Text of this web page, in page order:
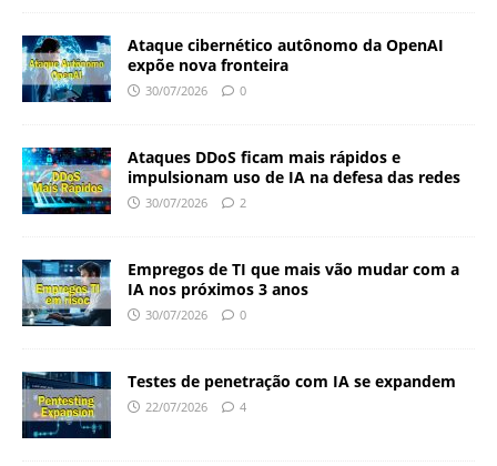
Ataque cibernético autônomo da OpenAI
expõe nova fronteira
30/07/2026 0
Ataques DDoS ficam mais rápidos e
impulsionam uso de IA na defesa das redes
30/07/2026 2
Empregos de TI que mais vão mudar com a
IA nos próximos 3 anos
30/07/2026 0
Testes de penetração com IA se expandem
22/07/2026 4